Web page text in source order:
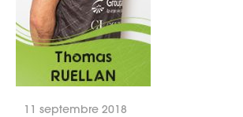
11 septembre 2018